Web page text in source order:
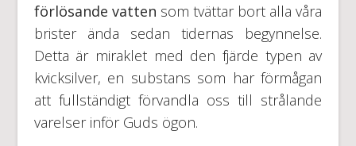
förlösande vatten som tvättar bort alla våra
brister ända sedan tidernas begynnelse.
Detta är miraklet med den fjärde typen av
kvicksilver, en substans som har förmågan
att fullständigt förvandla oss till strålande
varelser inför Guds ögon.